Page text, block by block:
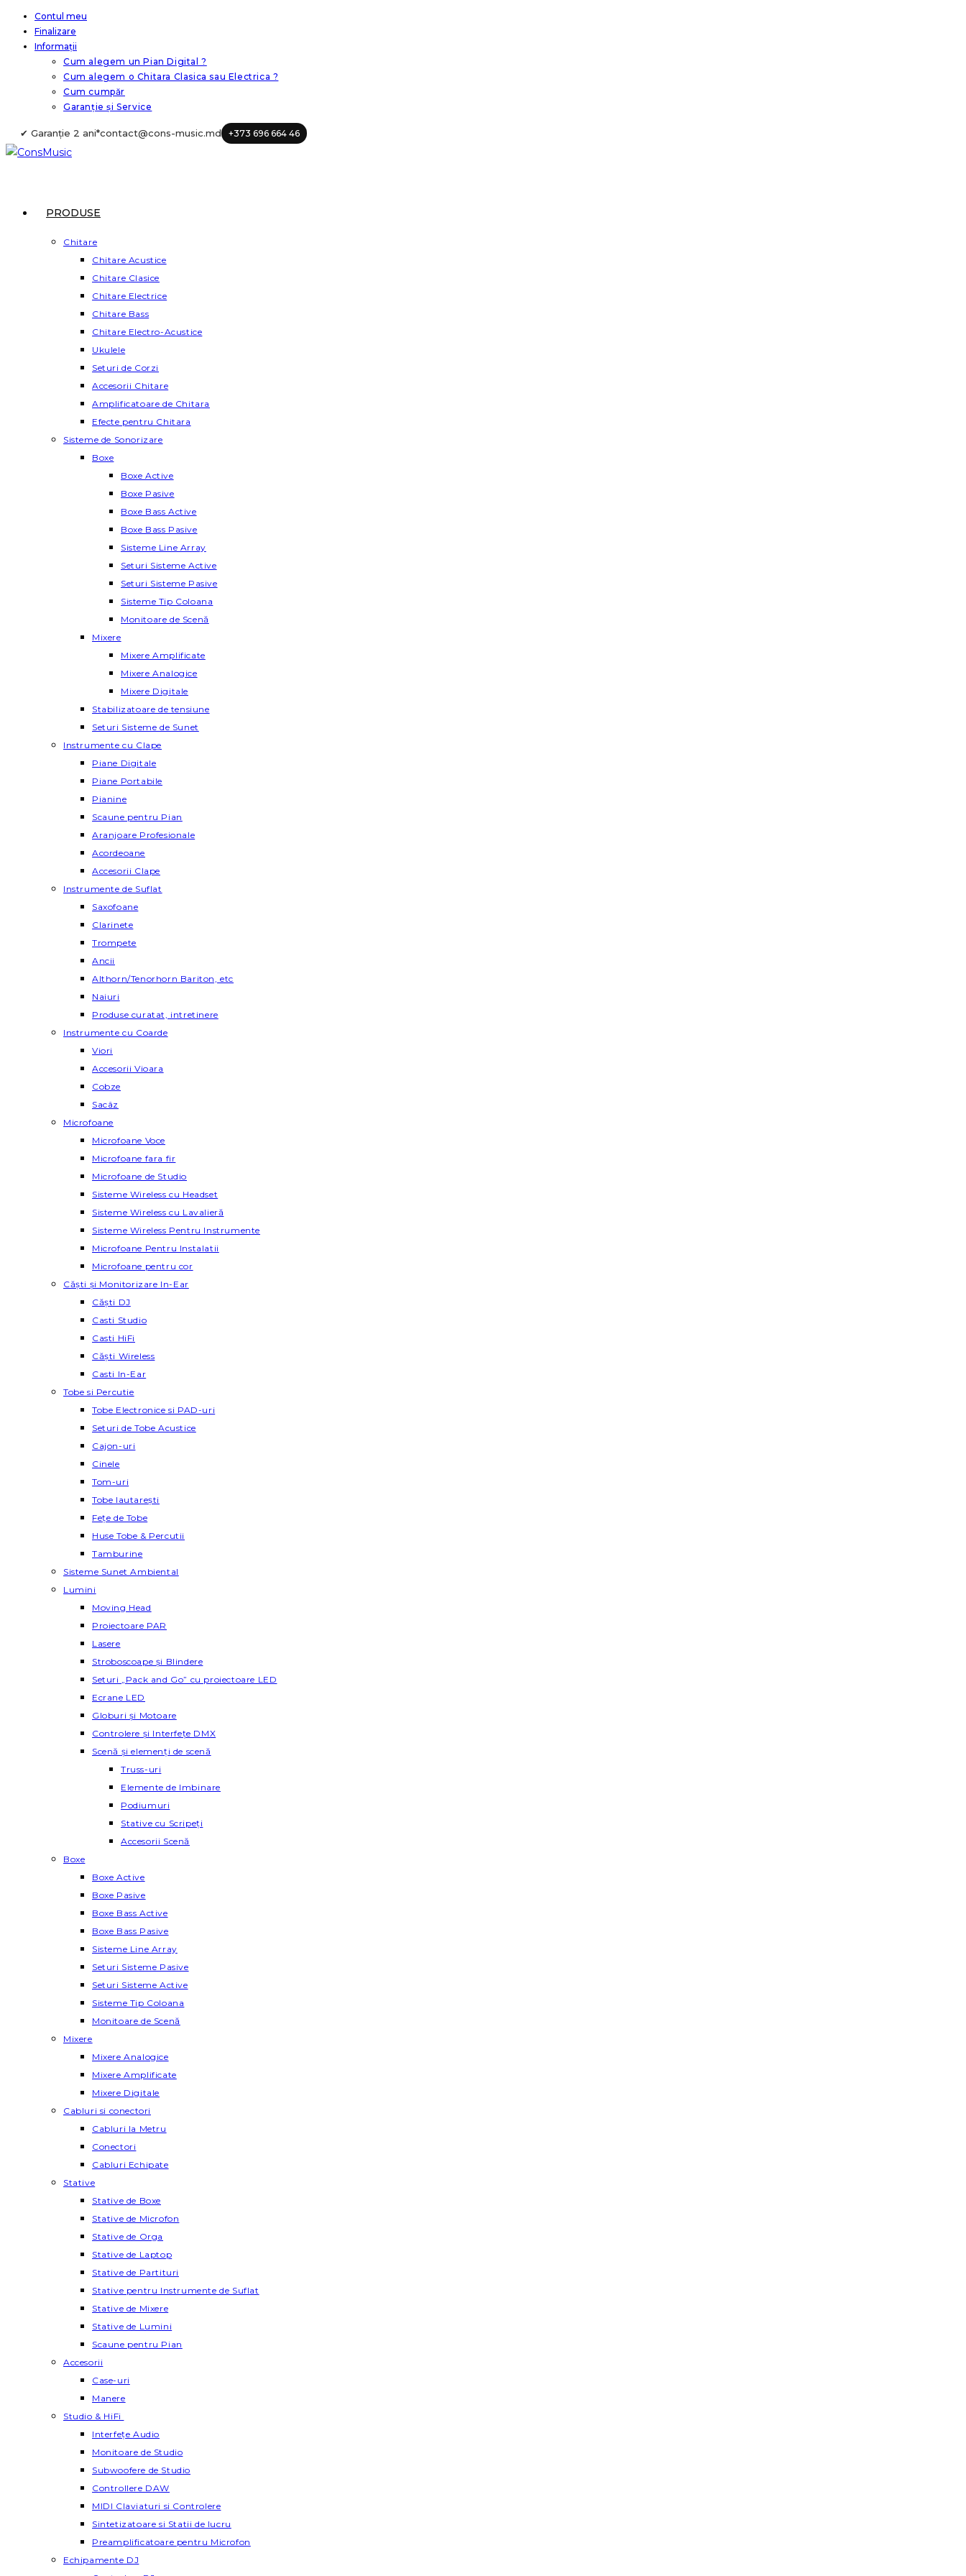
Skip
content
Contul meu
Finalizare
Informații
Cum alegem un Pian Digital ?
Cum alegem o Chitara Clasica sau Electrica ?
Cum cumpăr
Garanție și Service
✔ Garanție 2 ani*contact@cons-music.md +373 696 664 46
PRODUSE
Chitare
Chitare Acustice
Chitare Clasice
Chitare Electrice
Chitare Bass
Chitare Electro-Acustice
Ukulele
Seturi de Corzi
Accesorii Chitare
Amplificatoare de Chitara
Efecte pentru Chitara
Sisteme de Sonorizare
Boxe
Boxe Active
Boxe Pasive
Boxe Bass Active
Boxe Bass Pasive
Sisteme Line Array
Seturi Sisteme Active
Seturi Sisteme Pasive
Sisteme Tip Coloana
Monitoare de Scenă
Mixere
Mixere Amplificate
Mixere Analogice
Mixere Digitale
Stabilizatoare de tensiune
Seturi Sisteme de Sunet
Instrumente cu Clape
Piane Digitale
Piane Portabile
Pianine
Scaune pentru Pian
Aranjoare Profesionale
Acordeoane
Accesorii Clape
Instrumente de Suflat
Saxofoane
Clarinete
Trompete
Ancii
Althorn/Tenorhorn Bariton, etc
Naiuri
Produse curatat, intretinere
Instrumente cu Coarde
Viori
Accesorii Vioara
Cobze
Sacâz
Microfoane
Microfoane Voce
Microfoane fara fir
Microfoane de Studio
Sisteme Wireless cu Headset
Sisteme Wireless cu Lavalieră
Sisteme Wireless Pentru Instrumente
Microfoane Pentru Instalatii
Microfoane pentru cor
Căști și Monitorizare In-Ear
Căști DJ
Casti Studio
Casti HiFi
Căști Wireless
Casti In-Ear
Tobe si Percutie
Tobe Electronice si PAD-uri
Seturi de Tobe Acustice
Cajon-uri
Cinele
Tom-uri
Tobe lautareşti
Fețe de Tobe
Huse Tobe & Percutii
Tamburine
Sisteme Sunet Ambiental
Lumini
Moving Head
Proiectoare PAR
Lasere
Stroboscoape și Blindere
Seturi „Pack and Go” cu proiectoare LED
Ecrane LED
Globuri și Motoare
Controlere și Interfețe DMX
Scenă și elemenți de scenă
Truss-uri
Elemente de Imbinare
Podiumuri
Stative cu Scripeți
Accesorii Scenă
Boxe
Boxe Active
Boxe Pasive
Boxe Bass Active
Boxe Bass Pasive
Sisteme Line Array
Seturi Sisteme Pasive
Seturi Sisteme Active
Sisteme Tip Coloana
Monitoare de Scenă
Mixere
Mixere Analogice
Mixere Amplificate
Mixere Digitale
Cabluri si conectori
Cabluri la Metru
Conectori
Cabluri Echipate
Stative
Stative de Boxe
Stative de Microfon
Stative de Orga
Stative de Laptop
Stative de Partituri
Stative pentru Instrumente de Suflat
Stative de Mixere
Stative de Lumini
Scaune pentru Pian
Accesorii
Case-uri
Manere
Studio & HiFi
Interfețe Audio
Monitoare de Studio
Subwoofere de Studio
Controllere DAW
MIDI Claviaturi si Controlere
Sintetizatoare si Statii de lucru
Preamplificatoare pentru Microfon
Echipamente DJ